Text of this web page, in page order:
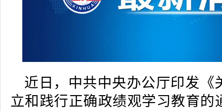
近日，中共中央办公厅印发《
立和践行正确政绩观学习教育的